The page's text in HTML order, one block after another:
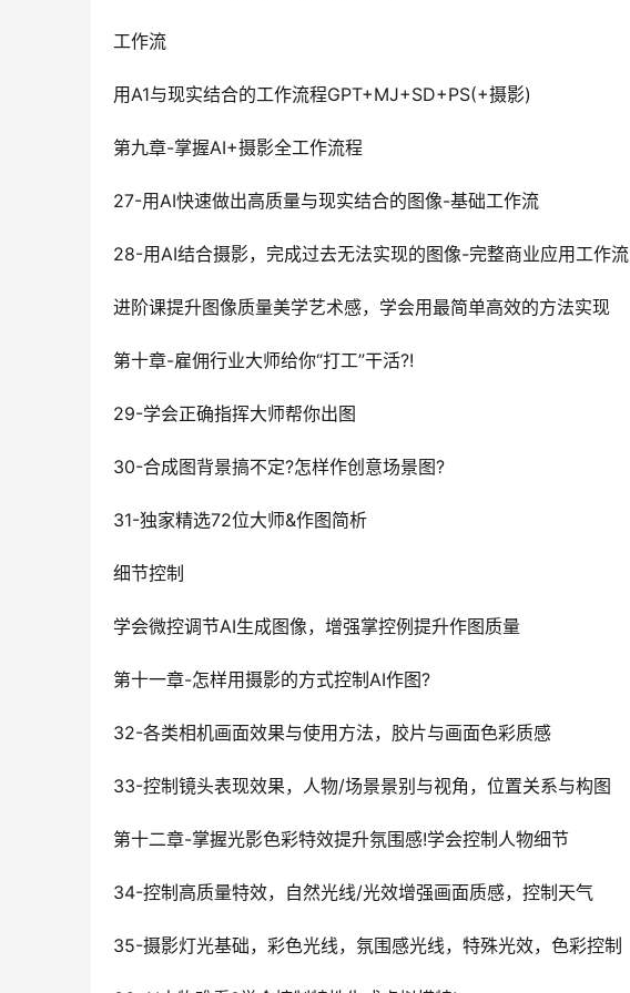
工作流
用A1与现实结合的工作流程GPT+MJ+SD+PS(+摄影)
第九章-掌握AI+摄影全工作流程
27-用AI快速做出高质量与现实结合的图像-基础工作流
28-用AI结合摄影，完成过去无法实现的图像-完整商业应用工作流
进阶课提升图像质量美学艺术感，学会用最简单高效的方法实现
第十章-雇佣行业大师给你“打工”干活?!
29-学会正确指挥大师帮你出图
30-合成图背景搞不定?怎样作创意场景图?
31-独家精选72位大师&作图简析
细节控制
学会微控调节AI生成图像，增强掌控例提升作图质量
第十一章-怎样用摄影的方式控制AI作图?
32-各类相机画面效果与使用方法，胶片与画面色彩质感
33-控制镜头表现效果，人物/场景景别与视角，位置关系与构图
第十二章-掌握光影色彩特效提升氛围感!学会控制人物细节
34-控制高质量特效，自然光线/光效增强画面质感，控制天气
35-摄影灯光基础，彩色光线，氛围感光线，特殊光效，色彩控制